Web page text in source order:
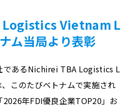
Vietnam L
ム当局より表彰
であるNichirei TBA Logistics L
このたびベトナムで実施され
2026年FDI優良企業TOP20」お